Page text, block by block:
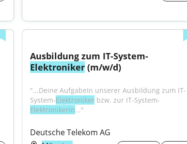
Ausbildung zum IT-System-
Elektroniker (m/w/d)
"...Deine AufgabeIn unserer Ausbildung zum IT-
System-Elektroniker bzw. zur IT-System-
Elektronikerin..."
Deutsche Telekom AG